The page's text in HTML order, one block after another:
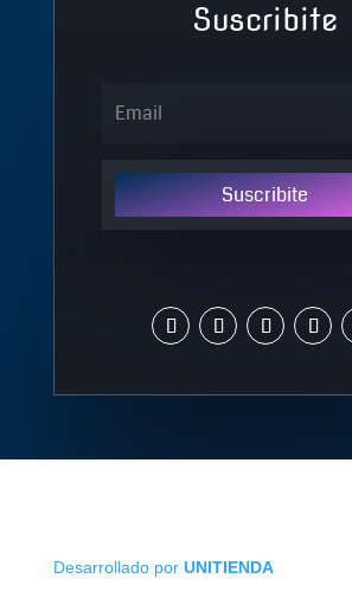
Suscribite
Suscribite
Desarrollado por UNITIENDA